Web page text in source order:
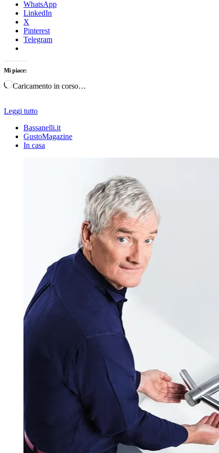
WhatsApp
LinkedIn
X
Pinterest
Telegram
Mi piace:
Caricamento in corso…
Leggi tutto
Bassanelli.it
GustoMagazine
In casa